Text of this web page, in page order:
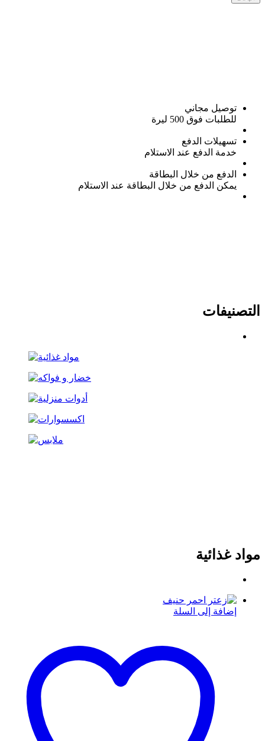
توصيل مجاني
للطلبات فوق 500 ليرة
تسهيلات الدفع
خدمة الدفع عند الاستلام
الدفع من خلال البطاقة
يمكن الدفع من خلال البطاقة عند الاستلام
التصنيفات
مواد غذائية
إضافة إلى السلة